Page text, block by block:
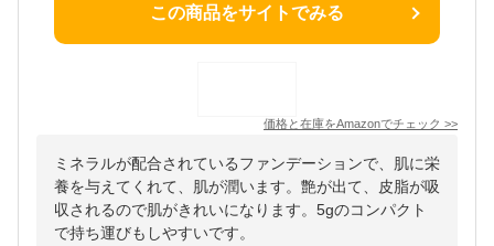
この商品をサイトでみる
価格と在庫をAmazonでチェック >>
ミネラルが配合されているファンデーションで、肌に栄
養を与えてくれて、肌が潤います。艶が出て、皮脂が吸
収されるので肌がきれいになります。5gのコンパクト
で持ち運びもしやすいです。